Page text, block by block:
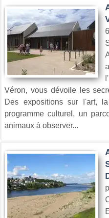
Véron, vous dévoile les
Des expositions sur l'art,
programme culturel, un
animaux à observer...